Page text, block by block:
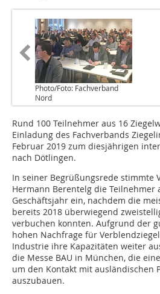
Photo/Foto: Fachverband
Nord
Rund 100 Teilnehmer aus 16
Einladung des Fachverbands
Februar 2019 zum diesjährigen
nach Dötlingen.
In seiner Begrüßungsrede stimmte
Hermann Berentelg die Teilnehmer
Geschäftsjahr ein, nachdem die
bereits 2018 überwiegend
verbuchen konnten. Aufgrund der
hohen Nachfrage für
Industrie ihre Kapazitäten weiter
die Messe BAU in München, die
um den Kontakt mit ausländischen
auszubauen.